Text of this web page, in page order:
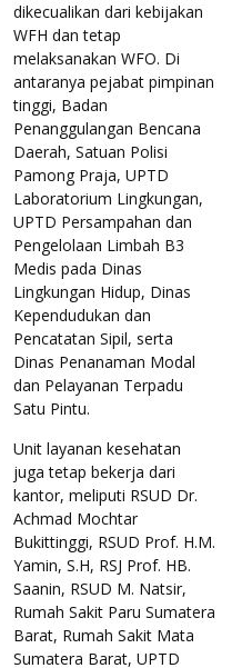
dikecualikan dari kebijakan
WFH dan tetap
melaksanakan WFO. Di
antaranya pejabat pimpinan
tinggi, Badan
Penanggulangan Bencana
Daerah, Satuan Polisi
Pamong Praja, UPTD
Laboratorium Lingkungan,
UPTD Persampahan dan
Pengelolaan Limbah B3
Medis pada Dinas
Lingkungan Hidup, Dinas
Kependudukan dan
Pencatatan Sipil, serta
Dinas Penanaman Modal
dan Pelayanan Terpadu
Satu Pintu.
Unit layanan kesehatan
juga tetap bekerja dari
kantor, meliputi RSUD Dr.
Achmad Mochtar
Bukittinggi, RSUD Prof. H.M.
Yamin, S.H, RSJ Prof. HB.
Saanin, RSUD M. Natsir,
Rumah Sakit Paru Sumatera
Barat, Rumah Sakit Mata
Sumatera Barat, UPTD